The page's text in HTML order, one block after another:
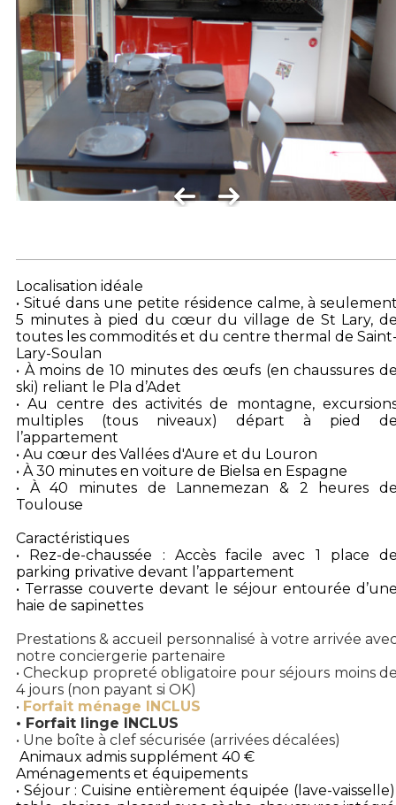
Localisation idéale
• Situé dans une petite résidence calme, à
5 minutes à pied du cœur du village de St Lary,
toutes les commodités et du centre thermal de
Lary-Soulan
• À moins de 10 minutes des œufs (en chaussures
ski) reliant le Pla d’Adet
• Au centre des activités de montagne,
multiples (tous niveaux) départ à pied
l’appartement
• Au cœur des Vallées d'Aure et du Louron
• À 30 minutes en voiture de Bielsa en Espagne
• À 40 minutes de Lannemezan & 2 heures
Toulouse
Caractéristiques
• Rez-de-chaussée : Accès facile avec 1 place
parking privative devant l’appartement
• Terrasse couverte devant le séjour entourée
haie de sapinettes
Prestations & accueil personnalisé à votre arrivée
notre conciergerie partenaire
• Checkup propreté obligatoire pour séjours moins
4 jours (non payant si OK)
• Forfait ménage INCLUS
• Forfait linge INCLUS
• Une boîte à clef sécurisée (arrivées décalées)
Animaux admis supplément 40 €
Aménagements et équipements
• Séjour : Cuisine entièrement équipée (lave-